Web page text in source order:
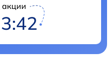
акции